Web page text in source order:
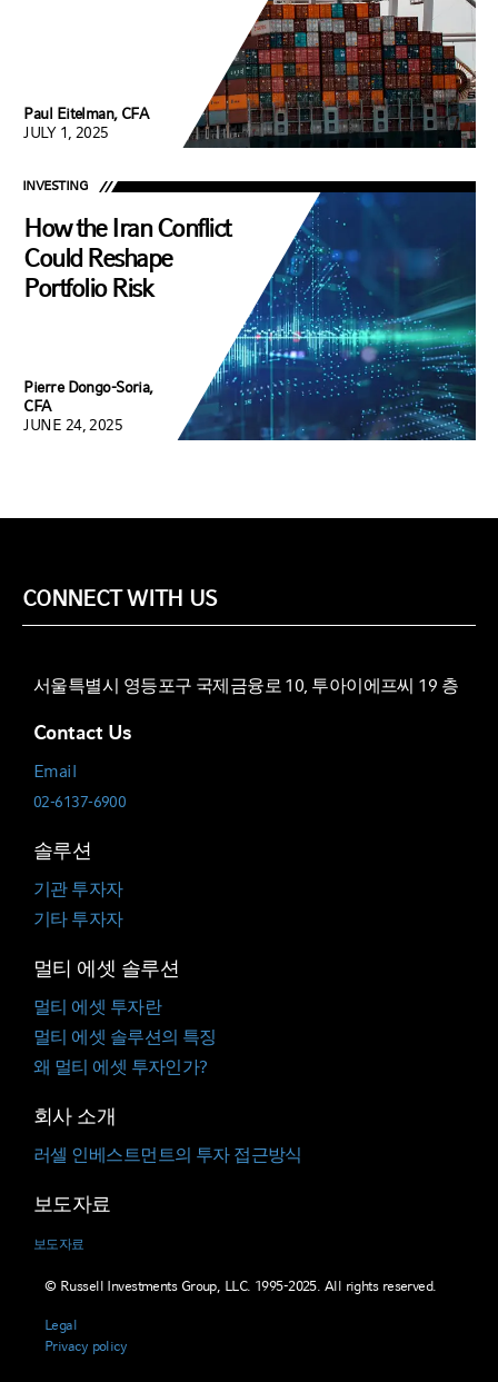
Paul Eitelman, CFA
JULY 1, 2025
INVESTING
How the Iran Conflict
Could Reshape
Portfolio Risk
Pierre Dongo-Soria,
CFA
JUNE 24, 2025
CONNECT WITH US
서울특별시 영등포구 국제금융로 10, 투아이에프씨 19 층
Contact Us
Email
02-6137-6900
솔루션
기관 투자자
기타 투자자
멀티 에셋 솔루션
멀티 에셋 투자란
멀티 에셋 솔루션의 특징
왜 멀티 에셋 투자인가?
회사 소개
러셀 인베스트먼트의 투자 접근방식
보도자료
보도자료
© Russell Investments Group, LLC. 1995-2025. All rights reserved.
Legal
Privacy policy